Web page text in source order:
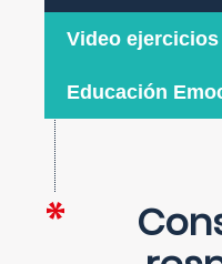
Video ejercicios
Educación